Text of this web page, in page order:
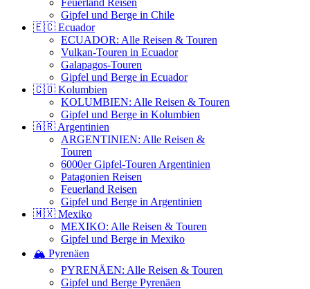
Feuerland Reisen
Gipfel und Berge in Chile
🇪🇨 Ecuador
ECUADOR: Alle Reisen & Touren
Vulkan-Touren in Ecuador
Galapagos-Touren
Gipfel und Berge in Ecuador
🇨🇴 Kolumbien
KOLUMBIEN: Alle Reisen & Touren
Gipfel und Berge in Kolumbien
🇦🇷 Argentinien
ARGENTINIEN: Alle Reisen &
Touren
6000er Gipfel-Touren Argentinien
Patagonien Reisen
Feuerland Reisen
Gipfel und Berge in Argentinien
🇲🇽 Mexiko
MEXIKO: Alle Reisen & Touren
Gipfel und Berge in Mexiko
🏔️ Pyrenäen
PYRENÄEN: Alle Reisen & Touren
Gipfel und Berge Pyrenäen